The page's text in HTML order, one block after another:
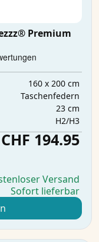
Premium
160 x 200 cm
Taschenfedern
23 cm
H2/H3
CHF 194.95
Versand
Sofort lieferbar